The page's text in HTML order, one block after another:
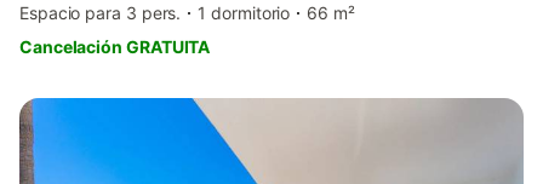
Espacio para 3 pers.
1 dormitorio
66 m²
Cancelación GRATUITA